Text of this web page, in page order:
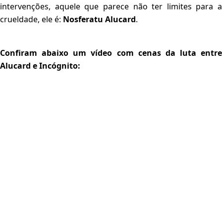
intervenções, aquele que parece não ter limites para a
crueldade, ele é: Nosferatu Alucard.
Confiram abaixo um vídeo com cenas da luta entre
Alucard e Incógnito: